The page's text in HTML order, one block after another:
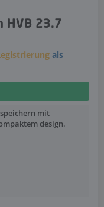
HVB 23.7
als
mit
design.